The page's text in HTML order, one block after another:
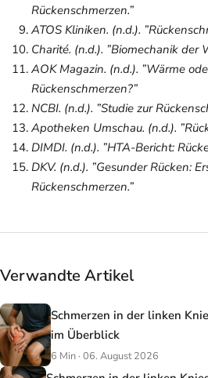
Rückenschmerzen.”
ATOS Kliniken. (n.d.).
Charité. (n.d.). ”Biomechanik der
AOK Magazin. (n.d.). ”Wärme
Rückenschmerzen?”
NCBI. (n.d.). ”Studie zur
Apotheken Umschau. (n.d.).
DIMDI. (n.d.). ”HTA-Bericht:
DKV. (n.d.). ”Gesunder Rücken:
Rückenschmerzen.”
Verwandte Artikel
Schmerzen in der linken
im Überblick
6 Min · 06. August 2026